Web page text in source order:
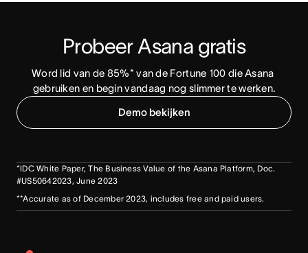
Probeer Asana gratis
Word lid van de 85%* van de Fortune 100 die Asana
gebruiken en begin vandaag nog slimmer te werken.
Demo bekijken
*IDC White Paper, The Business Value of the Asana Platform, Doc.
#US50642023, June 2023
**Accurate as of December 2023, includes free and paid users.